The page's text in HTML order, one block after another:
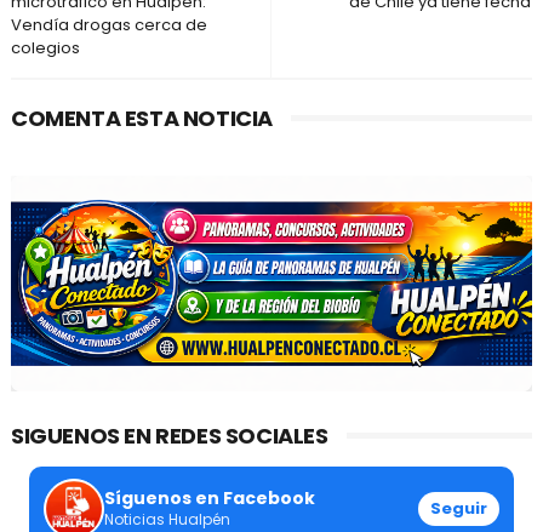
Vendía drogas cerca de
colegios
COMENTA ESTA NOTICIA
SIGUENOS EN REDES SOCIALES
Síguenos en Facebook
Noticias Hualpén Seguir